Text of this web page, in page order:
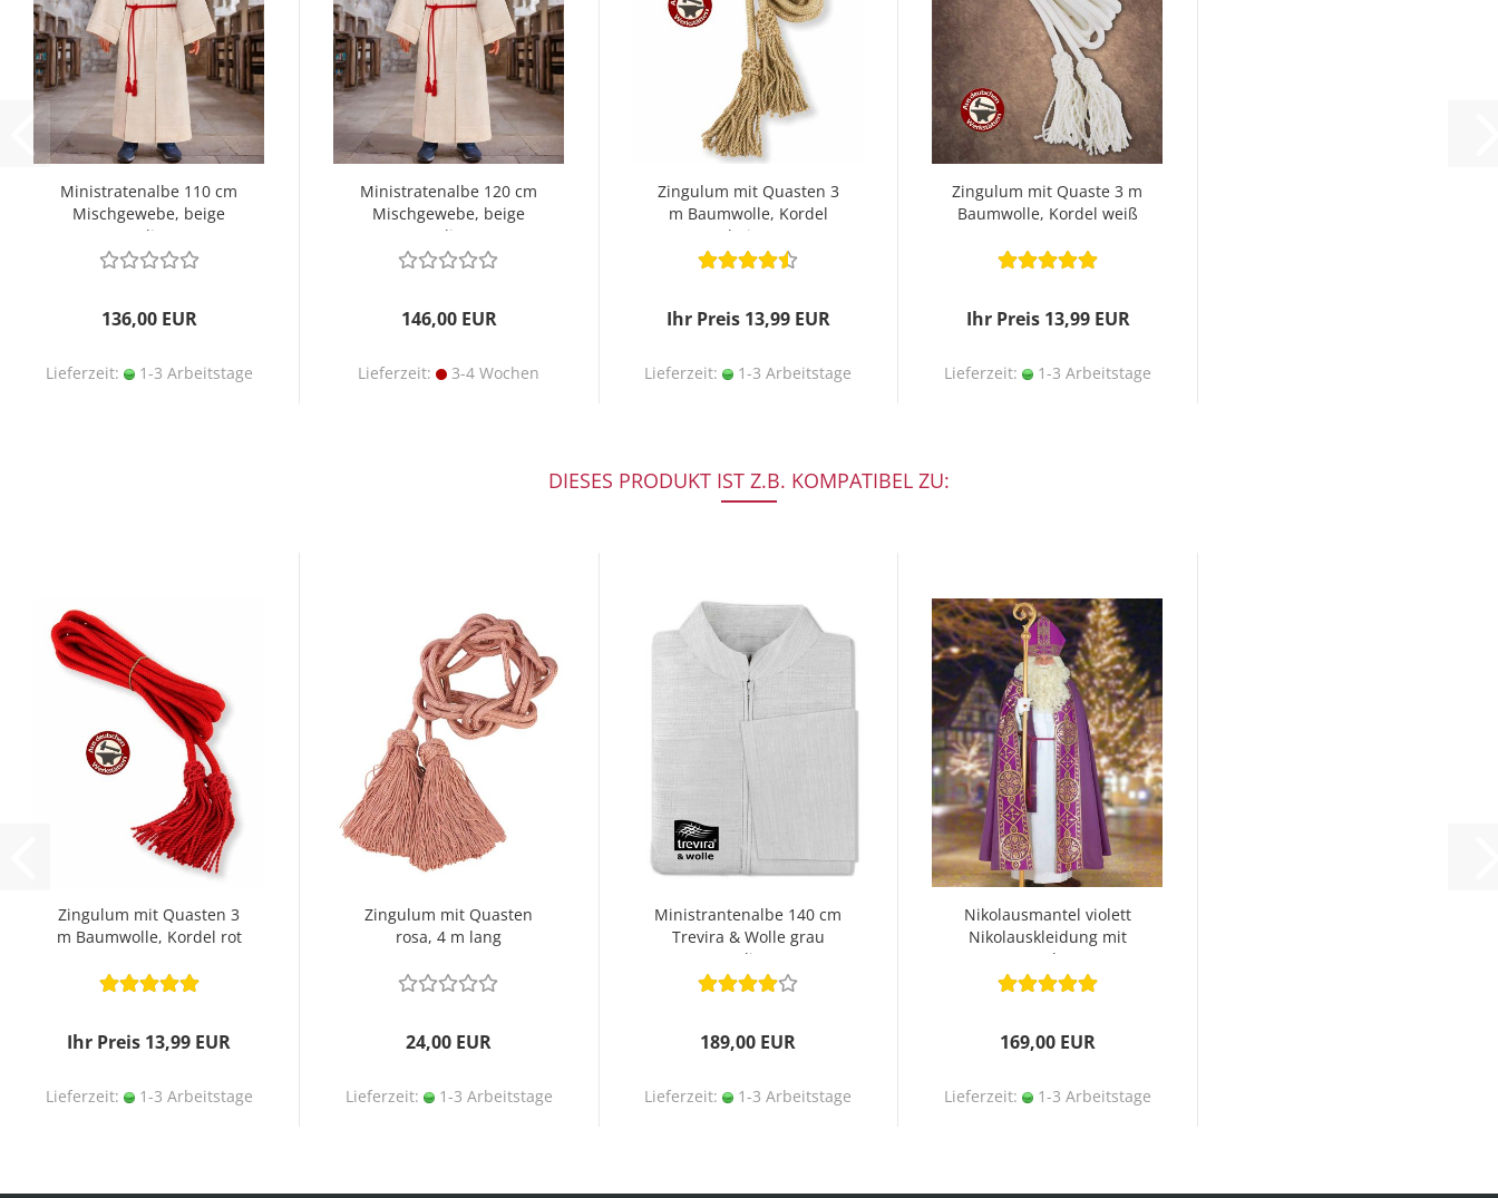
Ministratenalbe 110 cm
Mischgewebe, beige
meliert
136,00 EUR
Lieferzeit: 1-3 Arbeitstage
Ministratenalbe 120 cm
Mischgewebe, beige
meliert
146,00 EUR
Lieferzeit: 3-4 Wochen
Zingulum mit Quasten 3
m Baumwolle, Kordel
beige
Ihr Preis 13,99 EUR
Lieferzeit: 1-3 Arbeitstage
Zingulum mit Quaste 3 m
Baumwolle, Kordel weiß
Ihr Preis 13,99 EUR
Lieferzeit: 1-3 Arbeitstage
DIESES PRODUKT IST Z.B. KOMPATIBEL ZU:
Zingulum mit Quasten 3
m Baumwolle, Kordel rot
Ihr Preis 13,99 EUR
Lieferzeit: 1-3 Arbeitstage
Zingulum mit Quasten
rosa, 4 m lang
24,00 EUR
Lieferzeit: 1-3 Arbeitstage
Ministrantenalbe 140 cm
Trevira & Wolle grau
meliert
189,00 EUR
Lieferzeit: 1-3 Arbeitstage
Nikolausmantel violett
Nikolauskleidung mit
Stola
169,00 EUR
Lieferzeit: 1-3 Arbeitstage